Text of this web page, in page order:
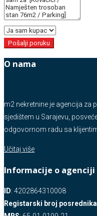
Pošalji poruku
O nama
m2 nekretnine je agencija za
sjedištem u Sarajevu,
odgovornom radu sa
Učitaj više
Informacije o agenciji
ID: 4202864310008
Registarski broj posrednika